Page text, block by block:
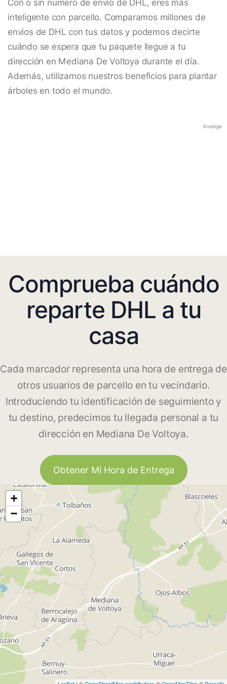
Con o sin número de envío de DHL, eres más
inteligente con parcello. Comparamos millones de
envíos de DHL con tus datos y podemos decirte
cuándo se espera que tu paquete llegue a tu
dirección en Mediana De Voltoya durante el día.
Además, utilizamos nuestros beneficios para plantar
árboles en todo el mundo.
Anzeige
Comprueba cuándo
reparte DHL a tu
casa
Cada marcador representa una hora de entrega de
otros usuarios de parcello en tu vecindario.
Introduciendo tu identificación de seguimiento y
tu destino, predecimos tu llegada personal a tu
dirección en Mediana De Voltoya.
Obtener Mi Hora de Entrega
+
−